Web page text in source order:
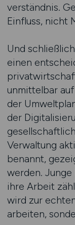
verständnis.
Einfluss, nicht
Und
einen
unmittelbar
der
der
Verwaltung
benannt,
werden. Junge
ihre Arbeit
wird zur
arbeiten,